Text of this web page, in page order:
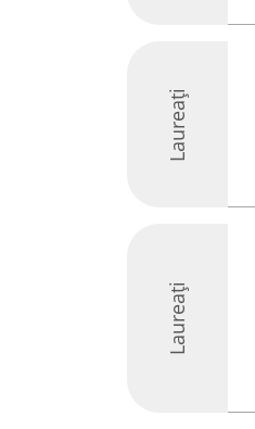
Laureați
Laureați